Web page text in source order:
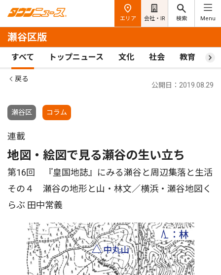
エリア 会社・IR 検索 Menu
瀬谷区版
すべて トップニュース 文化 社会 教育 ス
戻る
瀬谷区 コラム
公開日：2019.08.29
連載
地図・絵図で見る瀬谷の生い立ち
第16回 『皇国地誌』にみる瀬谷と周辺集落と生活
その４ 瀬谷の地形と山・林文／横浜・瀬谷地図く
らぶ 田中常義